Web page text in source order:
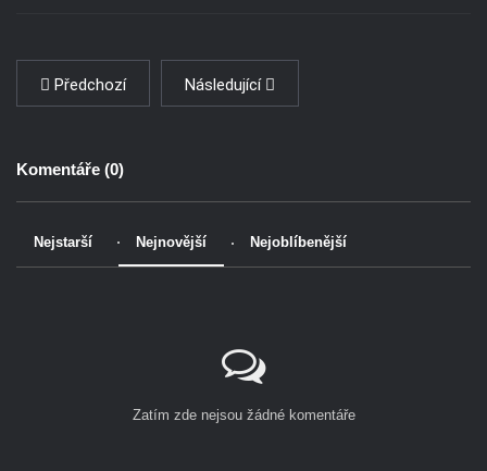
Předchozí Následující
Komentáře (0)
Nejstarší Nejnovější Nejoblíbenější
Zatím zde nejsou žádné komentáře